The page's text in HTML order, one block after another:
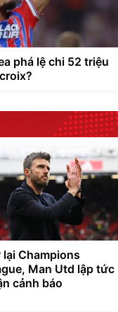
phá lệ chi 52 triệu
lại Champions
Man Utd lập tức
cảnh báo